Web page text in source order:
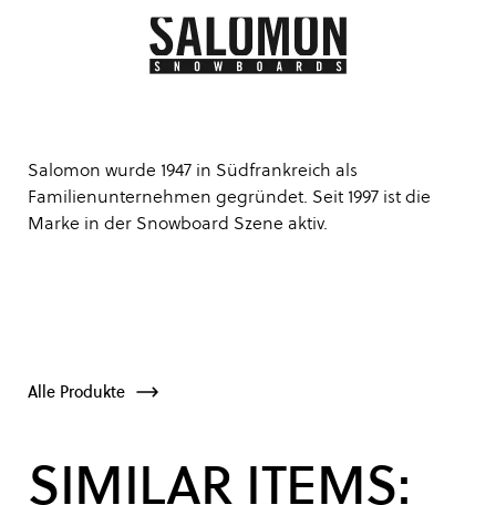
Salomon wurde 1947 in Südfrankreich als
Familienunternehmen gegründet. Seit 1997 ist die
Marke in der Snowboard Szene aktiv.
Alle Produkte
SIMILAR ITEMS: